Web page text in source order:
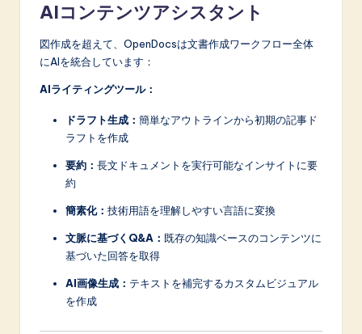
AIコンテンツアシスタント
図作成を超えて、OpenDocsは文書作成ワークフロー全体
にAIを統合しています：
AIライティングツール：
ドラフト生成： 簡単なアウトラインから初期の記事ド
ラフトを作成
要約： 長文ドキュメントを実行可能なインサイトに要
約
簡素化： 技術用語を理解しやすい言語に変換
文脈に基づくQ&A： 既存の知識ベースのコンテンツに
基づいた回答を取得
AI画像生成： テキストを補完するカスタムビジュアル
を作成